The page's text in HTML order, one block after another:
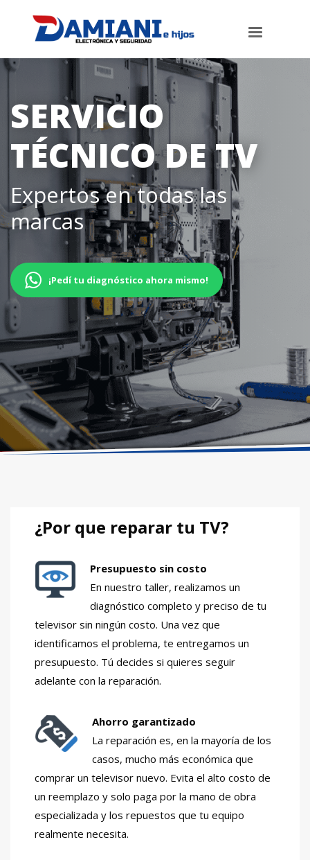
SERVICIO
TÉCNICO DE TV
Expertos en todas las
marcas
¡Pedí tu diagnóstico ahora mismo!
¿Por que reparar tu TV?
Presupuesto sin costo
En nuestro taller, realizamos un
diagnóstico completo y preciso de tu
televisor sin ningún costo. Una vez que
identificamos el problema, te entregamos un
presupuesto. Tú decides si quieres seguir
adelante con la reparación.
Ahorro garantizado
La reparación es, en la mayoría de los
casos, mucho más económica que
comprar un televisor nuevo. Evita el alto costo de
un reemplazo y solo paga por la mano de obra
especializada y los repuestos que tu equipo
realmente necesita.